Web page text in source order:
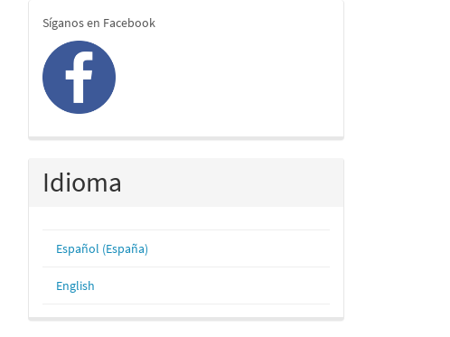
redes
Síganos en Facebook
Idioma
Español (España)
English